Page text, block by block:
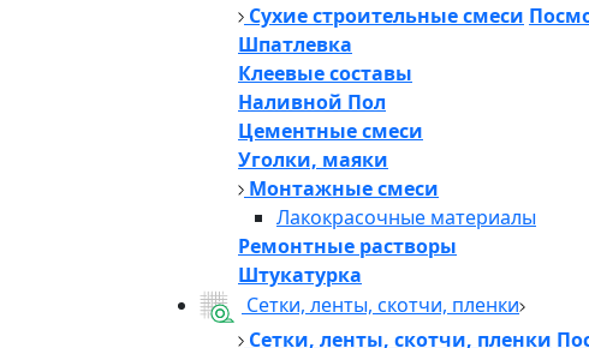
Сухие строительные смеси
Шпатлевка
Клеевые составы
Наливной Пол
Цементные смеси
Уголки, маяки
Монтажные смеси
Лакокрасочные материалы
Ремонтные растворы
Штукатурка
Сетки, ленты, скотчи, пленки
Сетки, ленты, скотчи, пленки